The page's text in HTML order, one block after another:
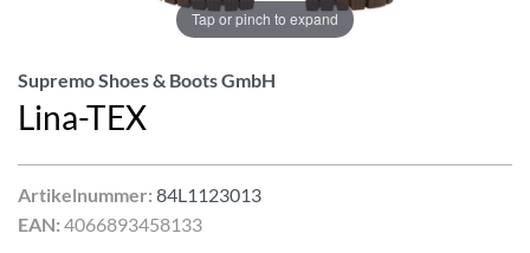
Tap or pinch to expand
Supremo Shoes & Boots GmbH
Lina-TEX
Artikelnummer: 84L1123013
EAN: 4066893458133